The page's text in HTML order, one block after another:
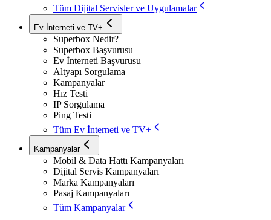
Tüm Dijital Servisler ve Uygulamalar
Ev İnterneti ve TV+
Superbox Nedir?
Superbox Başvurusu
Ev İnterneti Başvurusu
Altyapı Sorgulama
Kampanyalar
Hız Testi
IP Sorgulama
Ping Testi
Tüm Ev İnterneti ve TV+
Kampanyalar
Mobil & Data Hattı Kampanyaları
Dijital Servis Kampanyaları
Marka Kampanyaları
Pasaj Kampanyaları
Tüm Kampanyalar